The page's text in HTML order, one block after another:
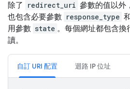
除了 redirect_uri 參數的值以外
也包含必要參數 response_type
用參數 state 。每個網址都包含換
讀。
自訂 URI 配置 迴路 IP 位址